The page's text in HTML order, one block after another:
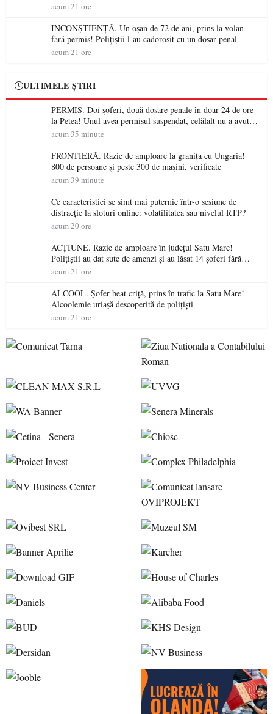
acum 21 ore
INCONȘTIENȚĂ. Un oșan de 72 de ani, prins la volan
fără permis! Polițiștii l-au cadorosit cu un dosar penal
acum 21 ore
ULTIMELE ȘTIRI
PERMIS. Doi șoferi, două dosare penale în doar 24 de ore
la Petea! Unul avea permisul suspendat, celălalt nu a avut
niciodată permis
acum 35 minute
FRONTIERĂ. Razie de amploare la granița cu Ungaria!
800 de persoane și peste 300 de mașini, verificate
acum 39 minute
Ce caracteristici se simt mai puternic într-o sesiune de
distracție la sloturi online: volatilitatea sau nivelul RTP?
acum 20 ore
ACȚIUNE. Razie de amploare în județul Satu Mare!
Polițiștii au dat sute de amenzi și au lăsat 14 șoferi fără
permis într-o singură zi
acum 21 ore
ALCOOL. Șofer beat criță, prins în trafic la Satu Mare!
Alcoolemie uriașă descoperită de polițiști
acum 21 ore